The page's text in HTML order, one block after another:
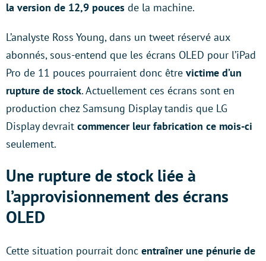
la version de 12,9 pouces de la machine.
L’analyste Ross Young, dans un tweet réservé aux
abonnés, sous-entend que les écrans OLED pour l’iPad
Pro de 11 pouces pourraient donc être victime d’un
rupture de stock. Actuellement ces écrans sont en
production chez Samsung Display tandis que LG
Display devrait commencer leur fabrication ce mois-ci
seulement.
Une rupture de stock liée à
l’approvisionnement des écrans
OLED
Cette situation pourrait donc entraîner une pénurie de